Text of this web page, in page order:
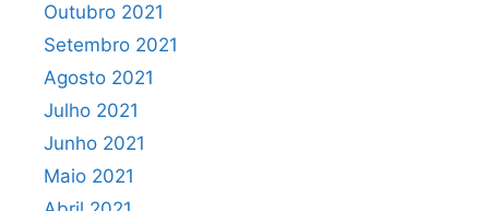
Outubro 2021
Setembro 2021
Agosto 2021
Julho 2021
Junho 2021
Maio 2021